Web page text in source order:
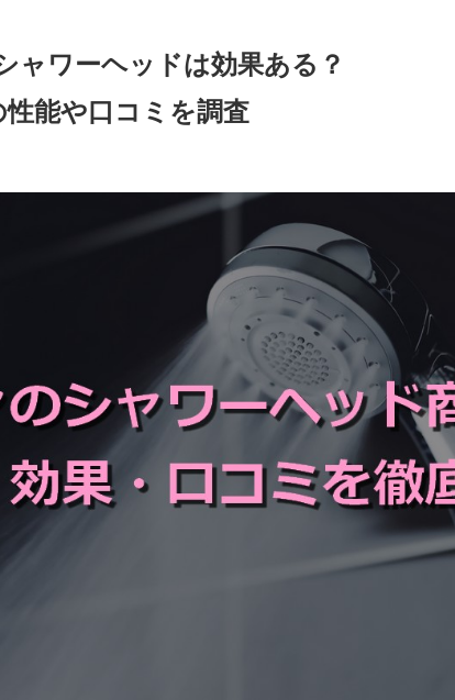
ャワーヘッドは効果ある？
能や口コミを調査